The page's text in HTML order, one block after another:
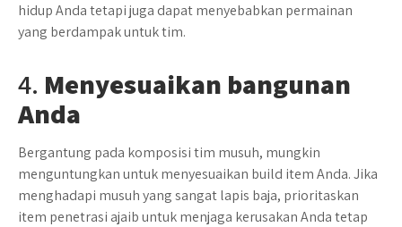
hidup Anda tetapi juga dapat menyebabkan permainan
yang berdampak untuk tim.
4. Menyesuaikan bangunan
Anda
Bergantung pada komposisi tim musuh, mungkin
menguntungkan untuk menyesuaikan build item Anda. Jika
menghadapi musuh yang sangat lapis baja, prioritaskan
item penetrasi ajaib untuk menjaga kerusakan Anda tetap